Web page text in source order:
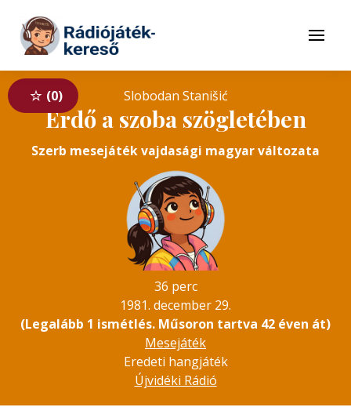
Tovább a tartalomhoz
Menü
0 Slobodan Stanišić
Erdő a szoba szögletében
Szerb mesejáték vajdasági magyar változata
36 perc
1981. december 29.
(Legalább 1 ismétlés. Műsoron tartva 42 éven át)
Mesejáték
Eredeti hangjáték
Újvidéki Rádió